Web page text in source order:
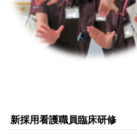
新採用看護職員臨床研修